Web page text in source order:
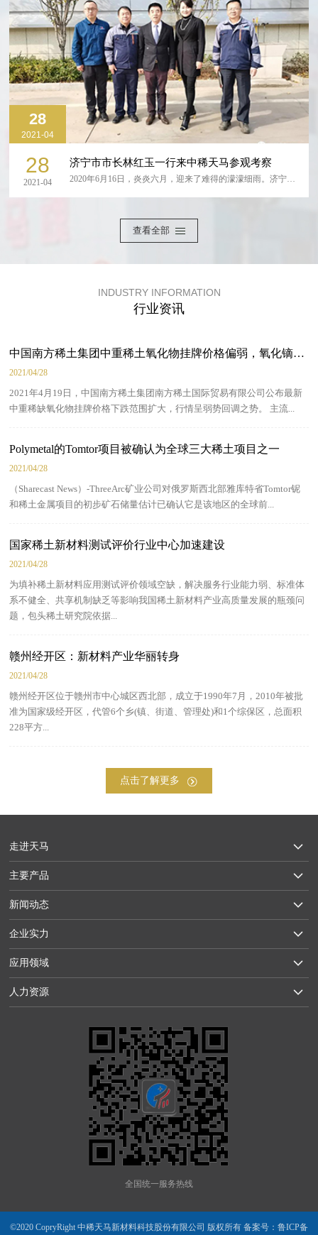
28
2021-04
28
2021-04
济宁市市长林红玉一行来中稀天马参观考察
2020年6月16日，炎炎六月，迎来了难得的濛濛细雨。济宁市长林红玉在梁山县长杨立新的陪同下，莅临中稀天马参观考察，公司董事长林平及...
查看全部
INDUSTRY INFORMATION
行业资讯
中国南方稀土集团中重稀土氧化物挂牌价格偏弱，氧化镝首度下调
2021/04/28
2021年4月19日，中国南方稀土集团南方稀土国际贸易有限公司公布最新
中重稀缺氧化物挂牌价格下跌范围扩大，行情呈弱势回调之势。 主流...
Polymetal的Tomtor项目被确认为全球三大稀土项目之一
2021/04/28
（Sharecast News）-ThreeArc矿业公司对俄罗斯西北部雅库特省Tomtor铌
和稀土金属项目的初步矿石储量估计已确认它是该地区的全球前...
国家稀土新材料测试评价行业中心加速建设
2021/04/28
为填补稀土新材料应用测试评价领域空缺，解决服务行业能力弱、标准体
系不健全、共享机制缺乏等影响我国稀土新材料产业高质量发展的瓶颈问
题，包头稀土研究院依据...
赣州经开区：新材料产业华丽转身
2021/04/28
赣州经开区位于赣州市中心城区西北部，成立于1990年7月，2010年被批
准为国家级经开区，代管6个乡(镇、街道、管理处)和1个综保区，总面积
228平方...
点击了解更多
走进天马
主要产品
新闻动态
企业实力
应用领域
人力资源
全国统一服务热线
©2020 CopryRight 中稀天马新材料科技股份有限公司 版权所有 备案号： 鲁ICP备